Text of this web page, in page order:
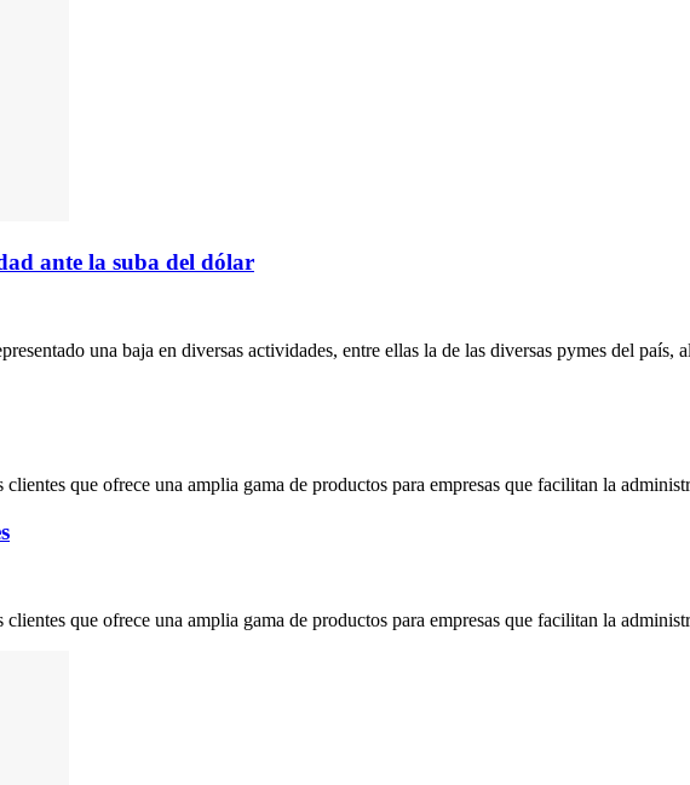
ante la suba del dólar
una baja en diversas actividades, entre ellas la de las diversas pymes del país,
que ofrece una amplia gama de productos para empresas que facilitan la
que ofrece una amplia gama de productos para empresas que facilitan la